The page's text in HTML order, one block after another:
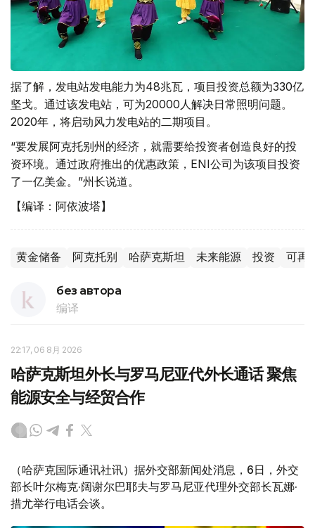
据了解，发电站发电能力为48兆瓦，项目投资总额为330亿
坚戈。通过该发电站，可为20000人解决日常照明问题。
2020年，将启动风力发电站的二期项目。
“要发展阿克托别州的经济，就需要给投资者创造良好的投
资环境。通过政府推出的优惠政策，ENI公司为该项目投资
了一亿美金。”州长说道。
【编译：阿依波塔】
黄金储备 阿克托别 哈萨克斯坦 未来能源 投资 可再
без автора
编译
22:17, 06 8月 2026
哈萨克斯坦外长与罗马尼亚代外长通话 聚焦
能源安全与经贸合作
（哈萨克国际通讯社讯）据外交部新闻处消息，6日，外交
部长叶尔梅克·阔谢尔巴耶夫与罗马尼亚代理外交部长瓦娜·
措尤举行电话会谈。